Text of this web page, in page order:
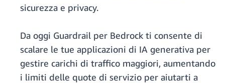
sicurezza e privacy.
Da oggi Guardrail per Bedrock ti consente di
scalare le tue applicazioni di IA generativa per
gestire carichi di traffico maggiori, aumentando
i limiti delle quote di servizio per aiutarti a